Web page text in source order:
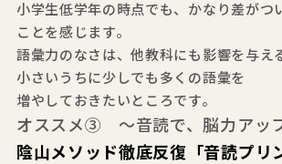
小学生低学年の時点でも、かなり差がつ
ことを感じます。
語彙力のなさは、他教科にも影響を与え
小さいうちに少しでも多くの語彙を
増やしておきたいところです。
オススメ③ ～音読で、脳力アッ
陰山メソッド徹底反復「音読プリ